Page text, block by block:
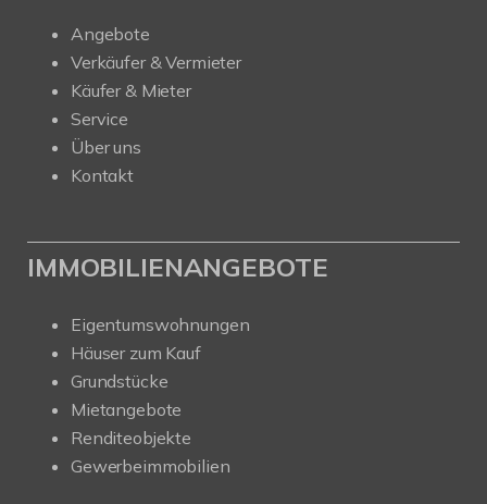
Angebote
Verkäufer & Vermieter
Käufer & Mieter
Service
Über uns
Kontakt
IMMOBILIENANGEBOTE
Eigentumswohnungen
Häuser zum Kauf
Grundstücke
Mietangebote
Renditeobjekte
Gewerbeimmobilien